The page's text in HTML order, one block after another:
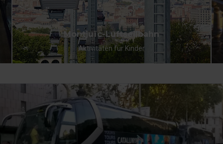
Montjuïc-Luftseilbahn
Aktivitäten für Kinder